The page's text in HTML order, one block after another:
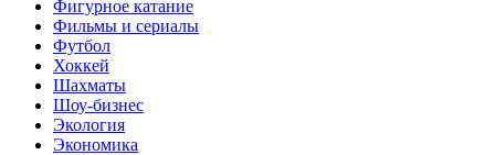
Фигурное катание
Фильмы и сериалы
Футбол
Хоккей
Шахматы
Шоу-бизнес
Экология
Экономика